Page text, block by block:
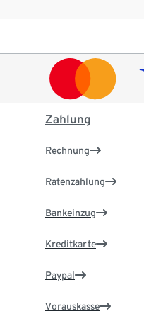
Zahlung
Rechnung
Ratenzahlung
Bankeinzug
Kreditkarte
Paypal
Vorauskasse